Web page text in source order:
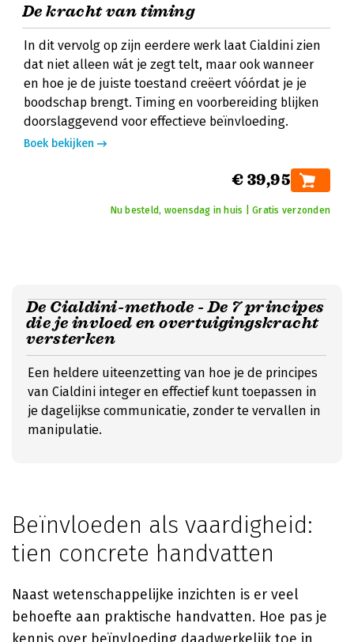
De kracht van timing
In dit vervolg op zijn eerdere werk laat Cialdini zien
dat niet alleen wát je zegt telt, maar ook wanneer
en hoe je de juiste toestand creëert vóórdat je je
boodschap brengt. Timing en voorbereiding blijken
doorslaggevend voor effectieve beïnvloeding.
Boek bekijken
€ 39,95
Nu besteld, woensdag in huis | Gratis verzonden
De Cialdini-methode - De 7 principes
die je invloed en overtuigingskracht
versterken
Een heldere uiteenzetting van hoe je de principes
van Cialdini integer en effectief kunt toepassen in
je dagelijkse communicatie, zonder te vervallen in
manipulatie.
Beïnvloeden als vaardigheid:
tien concrete handvatten
Naast wetenschappelijke inzichten is er veel
behoefte aan praktische handvatten. Hoe pas je